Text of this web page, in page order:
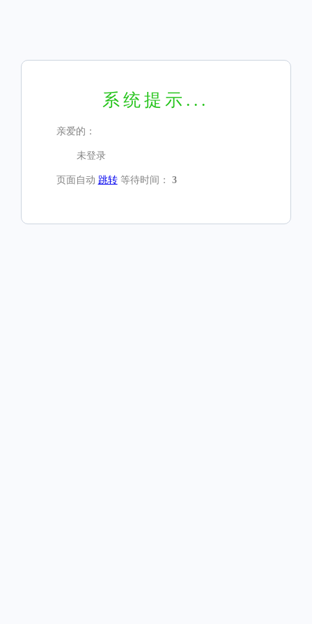
系统提示...
亲爱的：
未登录
页面自动 跳转等待时间： 3